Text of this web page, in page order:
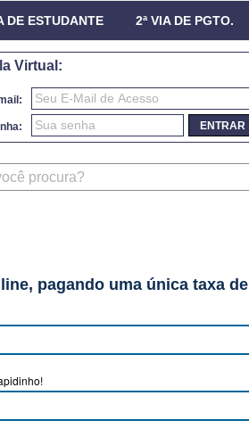
DE ESTUDANTE 2ª VIA DE PGTO.
Virtual:
ENTRAR
pagando uma única taxa